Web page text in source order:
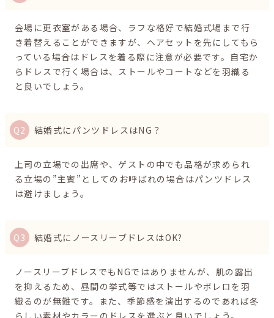
会場に更衣室がある場合、ラフな格好で結婚式場まで行
き着替えることができますが、ヘアセットを先にしてもら
っている場合はドレスを着る際に注意が必要です。自宅か
らドレスで行く場合は、ストールやコートなどを羽織る
と良いでしょう。
結婚式にパンツドレスはNG？
上司の立場での出席や、ゲストの中でも品格が求められ
る立場の”主賓”としてのお呼ばれの場合はパンツドレス
は避けましょう。
結婚式にノースリーブドレスはOK?
ノースリーブドレスでもNGではありませんが、肌の露出
を抑えるため、昼間の挙式等ではストールやボレロを羽
織るのが無難です。また、季節感を演出するのであれば冬
らしい素材やカラーのドレスを選ぶと良いでしょう。